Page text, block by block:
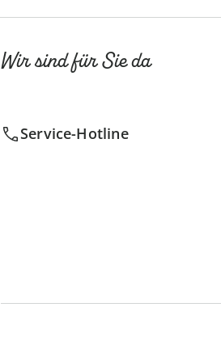
Wir sind für Sie da
Service-Hotline